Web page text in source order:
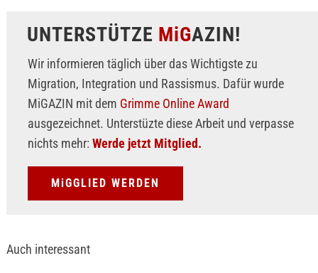
UNTERSTÜTZE MiGAZIN!
Wir informieren täglich über das Wichtigste zu
Migration, Integration und Rassismus. Dafür wurde
MiGAZIN mit dem Grimme Online Award
ausgezeichnet. Unterstüzte diese Arbeit und verpasse
nichts mehr: Werde jetzt Mitglied.
MiGGLIED WERDEN
Auch interessant